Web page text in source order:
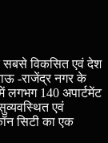
सबसे विकसित एवं देश
-राजेंद्र नगर के
लगभग 140 अपार्टमेंट
एवं
सिटी का एक